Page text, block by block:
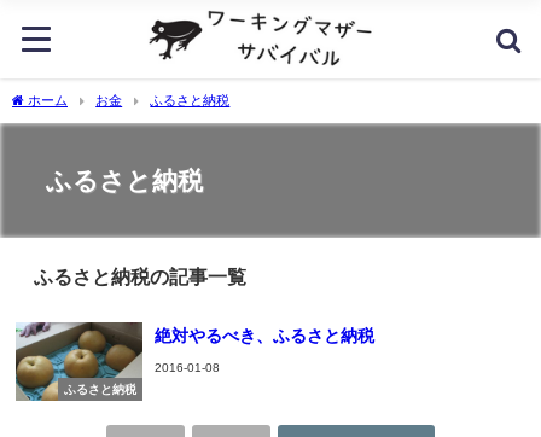
ホーム お金 ふるさと納税
ふるさと納税
ふるさと納税の記事一覧
ふるさと納税
絶対やるべき、ふるさと納税
2016-01-08